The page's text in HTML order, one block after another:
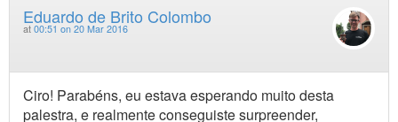
Eduardo de Brito Colombo
at 00:51 on 20 Mar 2016
Ciro! Parabéns, eu estava esperando muito desta
palestra, e realmente conseguiste surpreender,